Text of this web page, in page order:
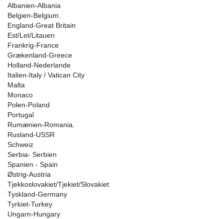
Albanien-Albania
Belgien-Belgium.
England-Great Britain
Est/Let/Litauen
Frankrig-France
Grækenland-Greece
Holland-Nederlande
Italien-Italy / Vatican City
Malta
Monaco
Polen-Poland
Portugal
Rumænien-Romania.
Rusland-USSR
Schweiz
Serbia- Serbien
Spanien - Spain
Østrig-Austria
Tjekkoslovakiet/Tjekiet/Slovakiet
Tyskland-Germany
Tyrkiet-Turkey
Ungarn-Hungary